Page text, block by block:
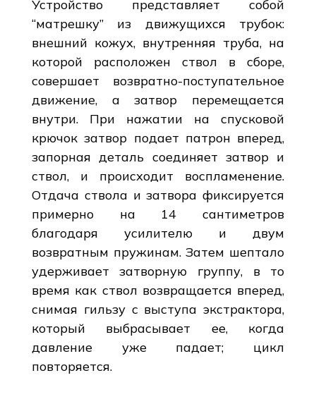
Устройство представляет собой
“матрешку” из движущихся трубок:
внешний кожух, внутренняя труба, на
которой расположен ствол в сборе,
совершает возвратно-поступательное
движение, а затвор перемещается
внутри. При нажатии на спусковой
крючок затвор подает патрон вперед,
запорная деталь соединяет затвор и
ствол, и происходит воспламенение.
Отдача ствола и затвора фиксируется
примерно на 14 сантиметров
благодаря усилителю и двум
возвратным пружинам. Затем шептало
удерживает затворную группу, в то
время как ствол возвращается вперед,
снимая гильзу с выступа экстрактора,
который выбрасывает ее, когда
давление уже падает; цикл
повторяется.